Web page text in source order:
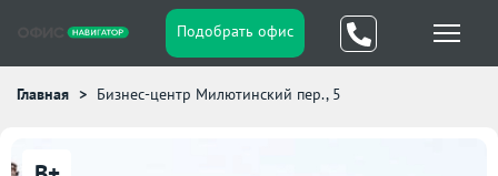
Подобрать офис
Главная Бизнес-центр Милютинский пер., 5